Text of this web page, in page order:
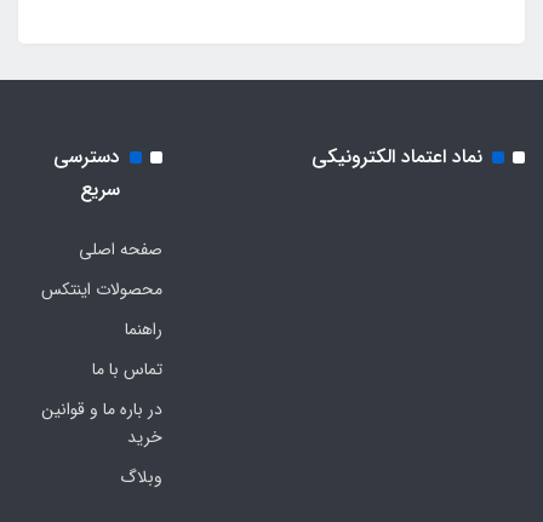
نماد اعتماد الکترونیکی
دسترسی
سریع
صفحه اصلی
محصولات اینتکس
راهنما
تماس با ما
در باره ما و قوانین
خرید
وبلاگ